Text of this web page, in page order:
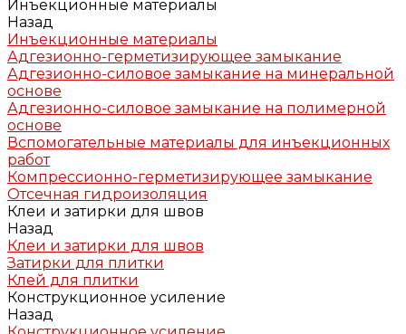
Инъекционные материалы
Назад
Инъекционные материалы
Адгезионно-герметизирующее замыкание
Адгезионно-силовое замыкание на минеральной
основе
Адгезионно-силовое замыкание на полимерной
основе
Вспомогательные материалы для инъекционных
работ
Компрессионно-герметизирующее замыкание
Отсечная гидроизоляция
Клеи и затирки для швов
Назад
Клеи и затирки для швов
Затирки для плитки
Клей для плитки
Конструкционное усиление
Назад